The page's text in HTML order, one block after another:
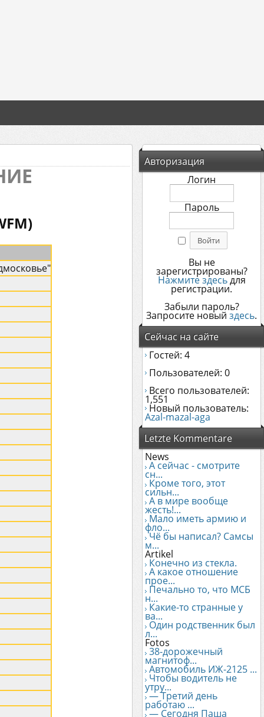
Авторизация
Логин
Пароль
Вы не
зарегистрированы?
Нажмите здесьдля
регистрации.
Забыли пароль?
Запросите новый здесь.
Сейчас на сайте
Гостей: 4
Пользователей: 0
Всего пользователей:
1,551
Новый пользователь:
Azal-mazal-aga
Letzte Kommentare
News
А сейчас - смотрите
сн...
Кроме того, этот
сильн...
А в мире вообще
жесть!...
Мало иметь армию и
фло...
Чё бы написал? Самсы
м...
Artikel
Конечно из стекла.
А какое отношение
прое...
Печально то, что МСБ
н...
Какие-то странные у
ва...
Один родственник был
л...
Fotos
38-дорожечный
магнитоф...
Автомобиль ИЖ-2125 ...
Чтобы водитель не
утру...
— Третий день
работаю ...
— Сегодня Паша